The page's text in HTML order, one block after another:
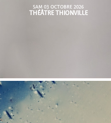
SAM 03 OCTOBRE 2026
THÉÂTRE THIONVILLE